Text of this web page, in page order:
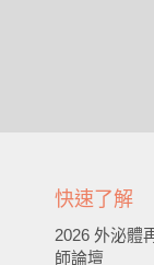
快速了解
2026 外泌體
師論壇